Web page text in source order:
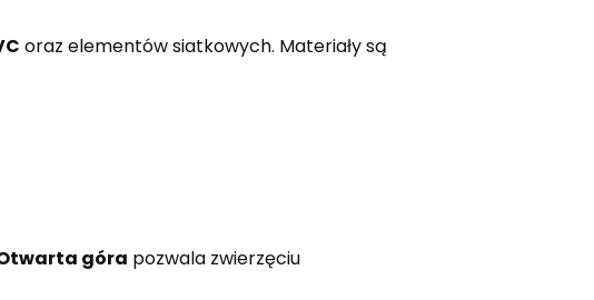
oraz elementów siatkowych. Materiały są
góra pozwala zwierzęciu